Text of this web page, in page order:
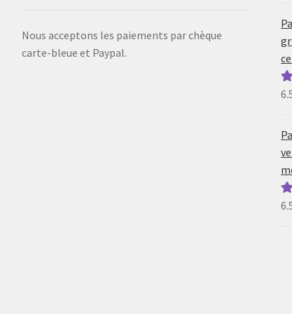
Nous acceptons les paiements par chèque
carte-bleue et Paypal.